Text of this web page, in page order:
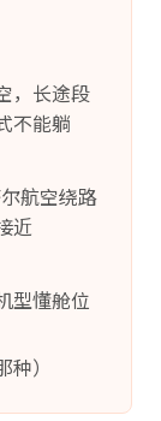
，长途段
不能躺
航空绕路
近
型懂舱位
）